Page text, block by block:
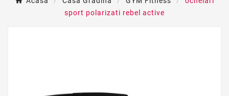
sport polarizati rebel active